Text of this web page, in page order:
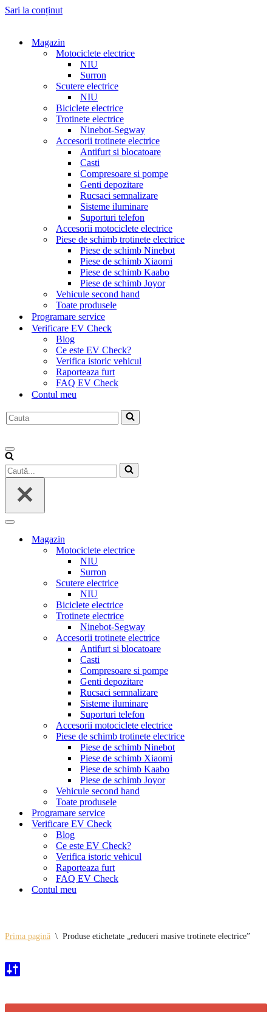
Sari la conținut
Magazin
Motociclete electrice
NIU
Surron
Scutere electrice
NIU
Biciclete electrice
Trotinete electrice
Ninebot-Segway
Accesorii trotinete electrice
Antifurt si blocatoare
Casti
Compresoare si pompe
Genti depozitare
Rucsaci semnalizare
Sisteme iluminare
Suporturi telefon
Accesorii motociclete electrice
Piese de schimb trotinete electrice
Piese de schimb Ninebot
Piese de schimb Xiaomi
Piese de schimb Kaabo
Piese de schimb Joyor
Vehicule second hand
Toate produsele
Programare service
Verificare EV Check
Blog
Ce este EV Check?
Verifica istoric vehicul
Raporteaza furt
FAQ EV Check
Contul meu
Caută...
Meniu
de
navigare
Caută...
Meniu
navigareMagazin
Motociclete electrice
NIU
Surron
Scutere electrice
NIU
Biciclete electrice
Trotinete electrice
Ninebot-Segway
Accesorii trotinete electrice
Antifurt si blocatoare
Casti
Compresoare si pompe
Genti depozitare
Rucsaci semnalizare
Sisteme iluminare
Suporturi telefon
Accesorii motociclete electrice
Piese de schimb trotinete electrice
Piese de schimb Ninebot
Piese de schimb Xiaomi
Piese de schimb Kaabo
Piese de schimb Joyor
Vehicule second hand
Toate produsele
Programare service
Verificare EV Check
Blog
Ce este EV Check?
Verifica istoric vehicul
Raporteaza furt
FAQ EV Check
Contul meu
Prima pagină \ Produse etichetate „reduceri masive trotinete electrice”